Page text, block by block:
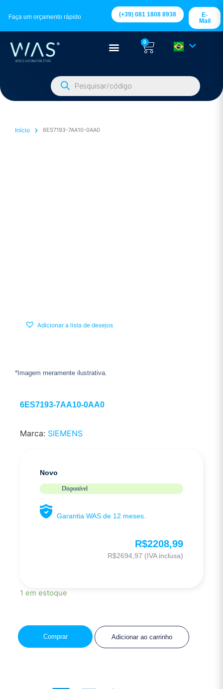
Faça um orçamento rápido (+39) 081 1808 8938
E-
Mail
0
Início 6ES7193-7AA10-0AA0
Adicionar a lista de desejos
*Imagem meramente ilustrativa.
6ES7193-7AA10-0AA0
Marca: SIEMENS
Novo
Disponível
Garantia WAS de 12 meses.
R$2208,99
R$2694,97 (IVA inclusa)
1 em estoque
Adicionar ao carrinho
Comprar